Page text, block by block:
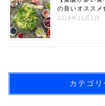
の良いオススメ
2018年11月1日
カテゴリ